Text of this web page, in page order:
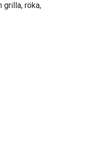
grilla, röka,